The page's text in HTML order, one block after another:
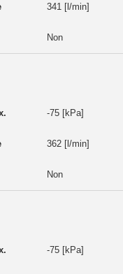
341 [l/min]
Non
-75 [kPa]
362 [l/min]
Non
-75 [kPa]